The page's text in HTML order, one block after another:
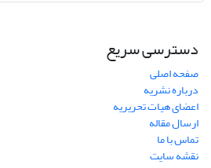
دسترسی سریع
صفحه اصلی
درباره نشریه
اعضای هیات تحریریه
ارسال مقاله
تماس با ما
نقشه سایت